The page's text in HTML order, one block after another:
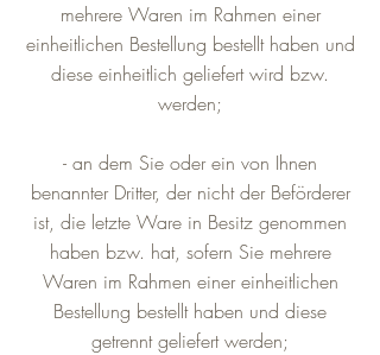
mehrere Waren im Rahmen einer
einheitlichen Bestellung bestellt haben und
diese einheitlich geliefert wird bzw.
werden;
- an dem Sie oder ein von Ihnen
benannter Dritter, der nicht der Beförderer
ist, die letzte Ware in Besitz genommen
haben bzw. hat, sofern Sie mehrere
Waren im Rahmen einer einheitlichen
Bestellung bestellt haben und diese
getrennt geliefert werden;